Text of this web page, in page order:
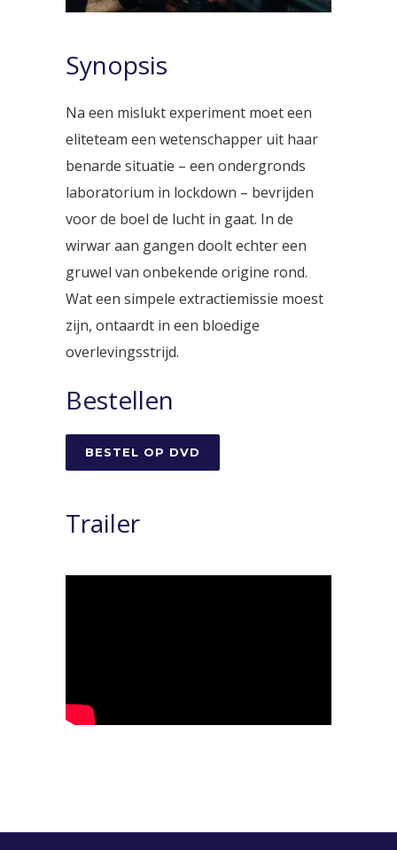
Synopsis
Na een mislukt experiment moet een
eliteteam een wetenschapper uit haar
benarde situatie – een ondergronds
laboratorium in lockdown – bevrijden
voor de boel de lucht in gaat. In de
wirwar aan gangen doolt echter een
gruwel van onbekende origine rond.
Wat een simpele extractiemissie moest
zijn, ontaardt in een bloedige
overlevingsstrijd.
Bestellen
BESTEL OP DVD
Trailer